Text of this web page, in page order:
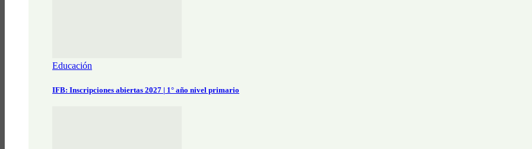
Educación
IFB: Inscripciones abiertas 2027 | 1° año nivel primario